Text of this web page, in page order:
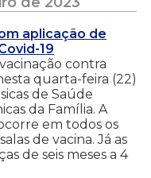
aplicação de
19
contra
quarta-feira (22)
de Saúde
da Família. A
em todos os
de vacina. Já as
de seis meses a 4